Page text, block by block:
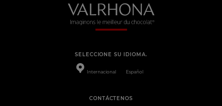
SELECCIONE SU IDIOMA.
Internacional Español
CONTÁCTENOS